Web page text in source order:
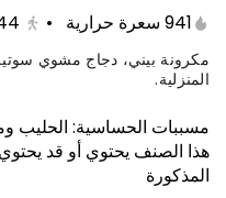
941 سعرة حرارية •
مكرونة بيني، دجاج مشوي
المنزلية.
مسببات الحساسية: الحليب
هذا الصنف يحتوي أو قد
المذكورة